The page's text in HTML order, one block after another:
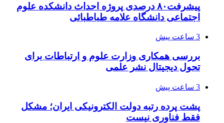
پیشرفت۸۰ درصدی پروژه احداث دانشکده علوم
اجتماعی دانشگاه علامه طباطبائی
3 ساعت پیش
بررسی همکاری وزارت علوم و ارتباطات برای
تحول دیجیتال نشر علمی
3 ساعت پیش
پشت پرده رتبه دولت الکترونیکی ایران؛ مشکل
فقط فناوری نیست